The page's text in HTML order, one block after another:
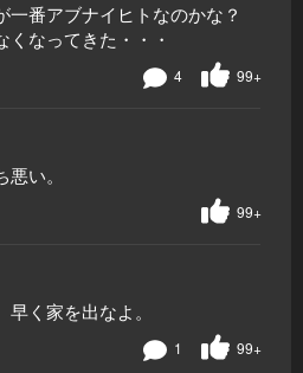
番アブナイヒトなのかな？
なってきた・・・
99+
4
い。
99+
く家を出なよ。
99+
1